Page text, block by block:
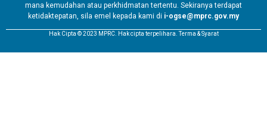
mana kemudahan atau perkhidmatan tertentu. Sekiranya terdapat
ketidaktepatan, sila emel kepada kami di i-ogse@mprc.gov.my
Hak Cipta © 2023 MPRC. Hak cipta terpelihara. Terma & Syarat